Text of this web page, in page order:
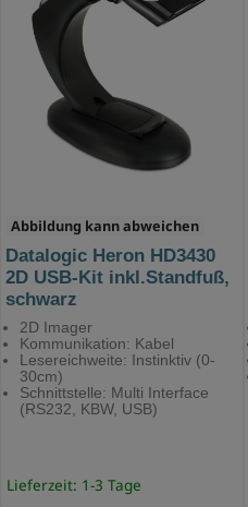
Abbildung kann abweichen
Datalogic Heron HD3430
2D USB-Kit inkl.Standfuß,
schwarz
2D Imager
Kommunikation: Kabel
Lesereichweite: Instinktiv (0-
30cm)
Schnittstelle: Multi Interface
(RS232, KBW, USB)
Lieferzeit: 1-3 Tage